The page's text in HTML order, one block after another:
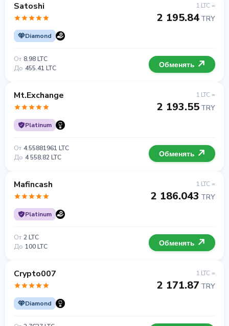
Satoshi
Diamond
1 LTC =
2 195.84 TRY
От 8.98 LTC
До 455.41 LTC Обменять
Mt.Exchange
Platinum
1 LTC =
2 193.55 TRY
От 4.55881961 LTC
До 4 558.82 LTC Обменять
Mafincash
Platinum
1 LTC =
2 186.043 TRY
От 2 LTC
До 100 LTC Обменять
Crypto007
Diamond
1 LTC =
2 171.87 TRY